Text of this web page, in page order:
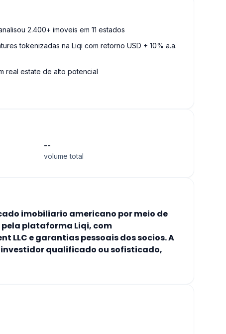
2.400+ imoveis em 11 estados
tokenizadas na Liqi com retorno USD + 10% a.a.
real estate de alto potencial
--
volume total
imobiliario americano por meio de
pela plataforma Liqi, com
e garantias pessoais dos socios. A
investidor qualificado ou sofisticado,